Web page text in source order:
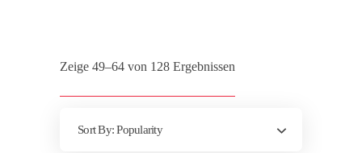
Zeige 49–64 von 128 Ergebnissen
Sort By:Popularity